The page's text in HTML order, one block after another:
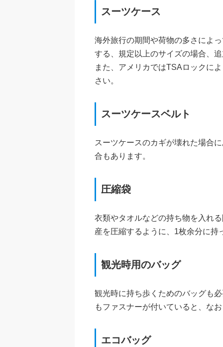
スーツケース
海外旅行の期間や荷物の多さによ
する、規定以上のサイズの場合、
また、アメリカではTSAロックに
さい。
スーツケースベルト
スーツケースのカギが壊れた場合
合もあります。
圧縮袋
衣類やタオルなどの持ち物を入れ
産を圧縮するように、1枚余分に持
観光時用のバッグ
観光時に持ち歩くためのバッグも
もファスナーが付いていると、な
エコバッグ